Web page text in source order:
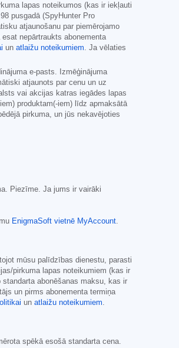
lapas noteikumos (kas ir iekļauti
pusgadā (SpyHunter Pro
atjaunošanu par piemērojamo
nepārtraukts abonementa
un atlaižu noteikumiem. Ja vēlaties
e-pasts. Izmēģinājuma
atjaunots par cenu un uz
vai akcijas katras iegādes lapas
produktam(-iem) līdz apmaksātā
pirkuma, un jūs nekavējoties
Piezīme. Ja jums ir vairāki
EnigmaSoft vietnē MyAccount
mūsu palīdzības dienestu, parasti
pirkuma lapas noteikumiem (kas ir
standarta abonēšanas maksu, kas ir
un pirms abonementa termiņa
un atlaižu noteikumiem
spēkā esošā standarta cena.